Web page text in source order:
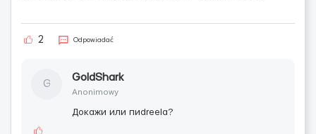
2 Odpowiadać
G
GoldShark
Anonimowy
Докажи или пиdreelа?